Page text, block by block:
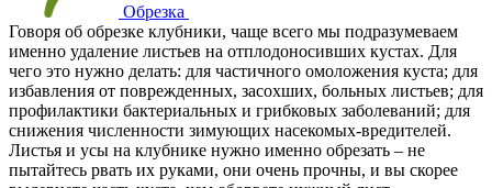
Обрезка
Говоря об обрезке клубники, чаще всего мы подразумеваем
именно удаление листьев на отплодоносивших кустах. Для
чего это нужно делать: для частичного омоложения куста; для
избавления от поврежденных, засохших, больных листьев; для
профилактики бактериальных и грибковых заболеваний; для
снижения численности зимующих насекомых-вредителей.
Листья и усы на клубнике нужно именно обрезать – не
пытайтесь рвать их руками, они очень прочны, и вы скорее